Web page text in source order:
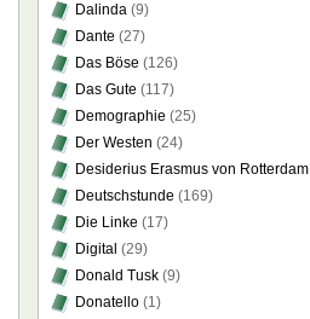
Dalinda (9)
Dante (27)
Das Böse (126)
Das Gute (117)
Demographie (25)
Der Westen (24)
Desiderius Erasmus von Rotterdam
Deutschstunde (169)
Die Linke (17)
Digital (29)
Donald Tusk (9)
Donatello (1)